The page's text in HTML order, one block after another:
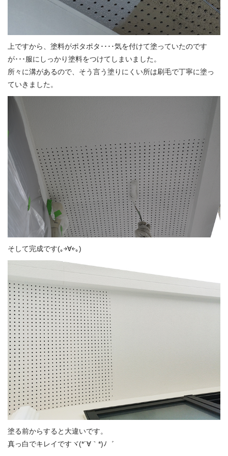
上ですから、塗料がポタポタ････気を付けて塗っていたのです
が･･･服にしっかり塗料をつけてしまいました。
所々に溝があるので、そう言う塗りにくい所は刷毛で丁寧に塗っ
ていきました。
そして完成です(｡￫∀￩｡)
塗る前からすると大違いです。
真っ白でキレイですヾ(*´∀｀*)ﾉ゛